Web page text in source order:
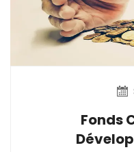
Fonds